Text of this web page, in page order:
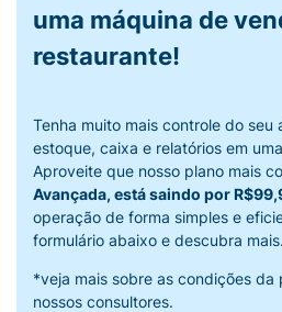
uma máquina de
restaurante!
Tenha muito mais controle do seu
estoque, caixa e relatórios em
Aproveite que nosso plano mais
Avançada, está saindo por
operação de forma simples e
formulário abaixo e descubra mais.
*veja mais sobre as condições da
nossos consultores.